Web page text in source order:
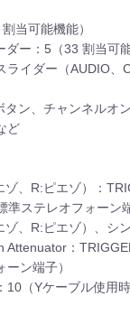
当可能機能）
ダー：5（33 割当可能
ライダー（AUDIO、
タン、チャンネルオ
ど
ゾ、R:ピエゾ）：
ステレオフォーン
ゾ、R:ピエゾ）、シ
Attenuator：
ン端子）
10（Yケーブル使用時